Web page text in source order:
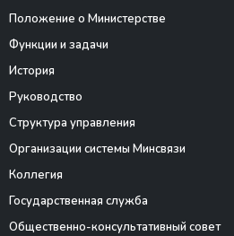
Положение о Министерстве
Функции и задачи
История
Руководство
Структура управления
Организации системы Минсвязи
Коллегия
Государственная служба
Общественно-консультативный совет